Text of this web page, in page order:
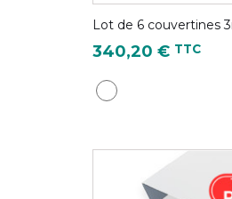
Lot de 6 couvertines
Prix
340,20 € TTC
Blanc pur - RAL 9010